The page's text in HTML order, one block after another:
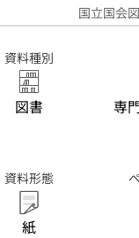
国立国会
資料種別
図書
専
資料形態
紙